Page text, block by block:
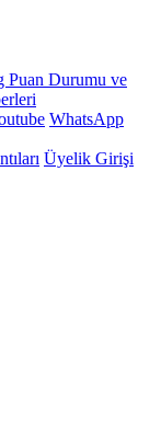
Puan Durumu ve
WhatsApp
Üyelik Girişi